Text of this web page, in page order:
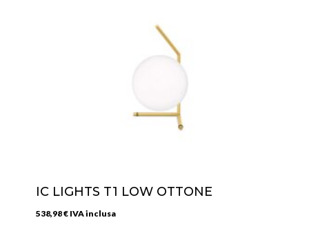
IC LIGHTS T1 LOW OTTONE
538,98€ IVA inclusa